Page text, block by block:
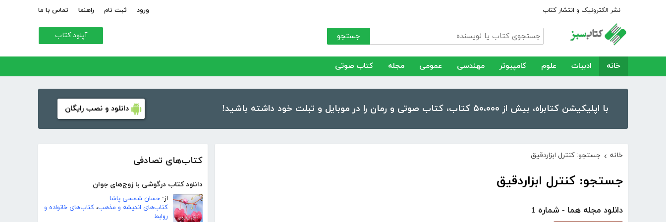
نشر الکترونیک و انتشار کتاب ورود ثبت نام راهنما تماس با ما
جستجو آپلود کتاب
خانه ادبیات علوم کامپیوتر مهندسی عمومی مجله کتاب صوتی
با اپلیکیشن کتابراه، بیش از ۵۰،۰۰۰ کتاب، کتاب صوتی و رمان را در موبایل و تبلت خود داشته باشید! دانلود و نصب رایگان
کتاب‌های تصادفی
دانلود کتاب درگوشی با زوج‌های جوان
از: حسان شمسی پاشا
کتاب‌های اندیشه و مذهب، کتاب‌های خانواده و
روابط
خانه › جستجو: کنترل ابزاردقیق
جستجو: کنترل ابزاردقیق
دانلود مجله هما - شماره 1